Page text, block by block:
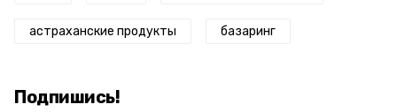
астраханские продукты базаринг
Подпишись!